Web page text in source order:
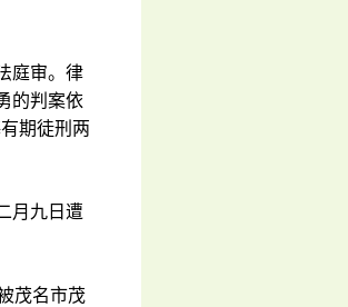
庭审。律
的判案依
期徒刑两
月九日遭
茂名市茂